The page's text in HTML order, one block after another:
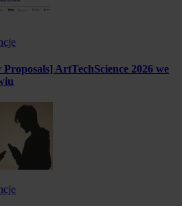
ArtTechScience 2026 we